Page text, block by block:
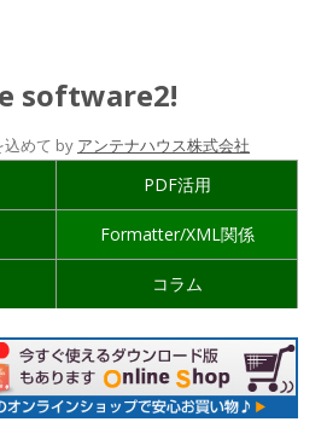
software2!
込めて by アンテナハウス株式会社
PDF活用
Formatter/XML関係
コラム